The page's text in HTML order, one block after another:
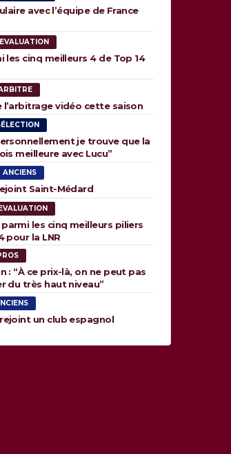
avec l’équipe de France
EVALUATION
les cinq meilleurs 4 de Top 14
l’arbitrage vidéo cette saison
je trouve que la
meilleure avec Lucu”
ANCIENS
Saint-Médard
les cinq meilleurs piliers
pour la LNR
: “À ce prix-là, on ne peut pas
du très haut niveau”
un club espagnol